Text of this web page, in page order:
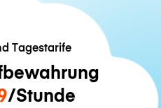
Tagestarife
/Stunde